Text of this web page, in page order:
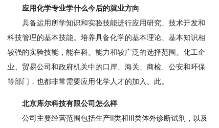
应用化学专业学什么今后的就业方向
具备运用所学知识和实验技能进行应用研究、技术开发和
科技管理的基本技能。培养具备化学的基本理论、基本知识相
较强的实验技能，能在科。能力和较广泛的选择范围。化工企
业、贸易公司和政府机关中的口岸、海关、商检、公安和环保
等部门，也都非常需要应用化学人才的加入。此。
北京库尔科技有限公司怎么样
公司主要经营范围包括生产II类和III类体外诊断试剂，以及